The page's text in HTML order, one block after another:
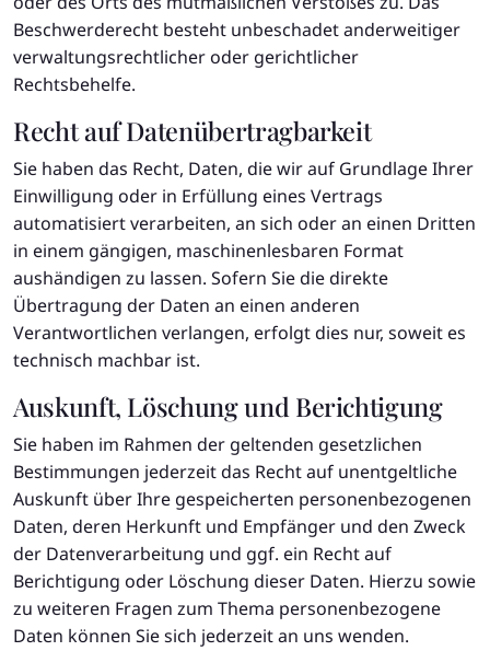
Beschwerderecht besteht unbeschadet anderweitiger
verwaltungsrechtlicher oder gerichtlicher
Rechtsbehelfe.
Recht auf Daten­übertrag­barkeit
Sie haben das Recht, Daten, die wir auf Grundlage Ihrer
Einwilligung oder in Erfüllung eines Vertrags
automatisiert verarbeiten, an sich oder an einen Dritten
in einem gängigen, maschinenlesbaren Format
aushändigen zu lassen. Sofern Sie die direkte
Übertragung der Daten an einen anderen
Verantwortlichen verlangen, erfolgt dies nur, soweit es
technisch machbar ist.
Auskunft, Löschung und Berichtigung
Sie haben im Rahmen der geltenden gesetzlichen
Bestimmungen jederzeit das Recht auf unentgeltliche
Auskunft über Ihre gespeicherten personenbezogenen
Daten, deren Herkunft und Empfänger und den Zweck
der Datenverarbeitung und ggf. ein Recht auf
Berichtigung oder Löschung dieser Daten. Hierzu sowie
zu weiteren Fragen zum Thema personenbezogene
Daten können Sie sich jederzeit an uns wenden.